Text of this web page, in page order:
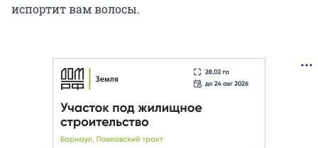
испортит вам волосы.